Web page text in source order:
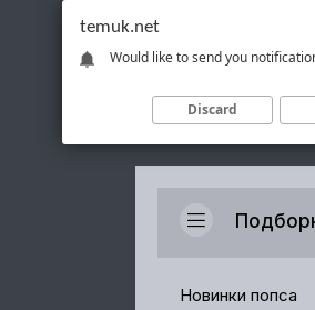
Новинки попса
temuk.net
Would like to send you
Discard